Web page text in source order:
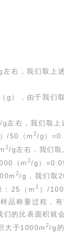
左右，我们取上
g），由于我们
/g左右，我们取上
）/50（m 2/g）
2/g左右，我们
（m 2/g）
2/g，我们取
：25（m 2 ）/
品称量过程，有
的比表面积就
大于1000m 2/g